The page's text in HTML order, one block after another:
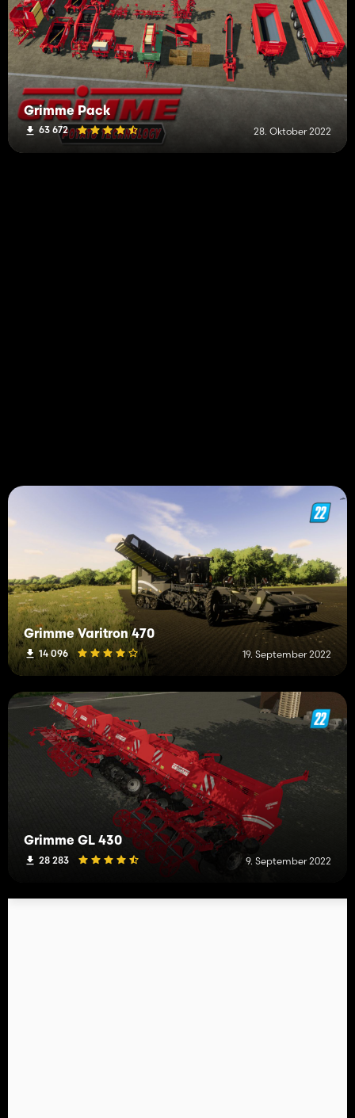
Grimme Pack
63 672 28. Oktober 2022
Grimme Varitron 470
14 096 19. September 2022
Grimme GL 430
28 283 9. September 2022